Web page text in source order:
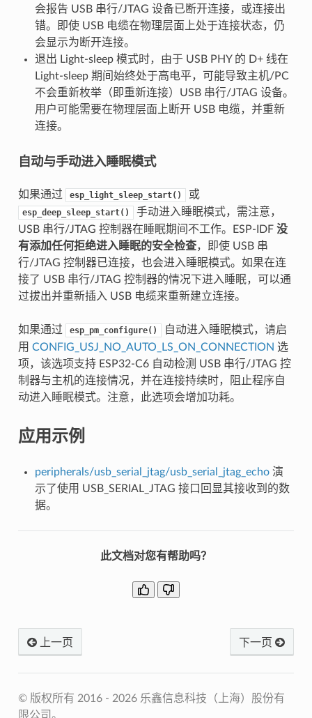
会报告 USB 串行/JTAG 设备已断开连接，或连接出
错。即使 USB 电缆在物理层面上处于连接状态，仍
会显示为断开连接。
退出 Light-sleep 模式时，由于 USB PHY 的 D+ 线在
Light-sleep 期间始终处于高电平，可能导致主机/PC
不会重新枚举（即重新连接）USB 串行/JTAG 设备。
用户可能需要在物理层面上断开 USB 电缆，并重新
连接。
自动与手动进入睡眠模式
如果通过 esp_light_sleep_start() 或
esp_deep_sleep_start()
手动进入睡眠模式，需注意，
USB 串行/JTAG 控制器在睡眠期间不工作。ESP-IDF 没
有添加任何拒绝进入睡眠的安全检查，即使 USB 串
行/JTAG 控制器已连接，也会进入睡眠模式。如果在连
接了 USB 串行/JTAG 控制器的情况下进入睡眠，可以通
过拔出并重新插入 USB 电缆来重新建立连接。
如果通过 esp_pm_configure()
自动进入睡眠模式，请启
用 CONFIG_USJ_NO_AUTO_LS_ON_CONNECTION 选
项，该选项支持 ESP32-C6 自动检测 USB 串行/JTAG 控
制器与主机的连接情况，并在连接持续时，阻止程序自
动进入睡眠模式。注意，此选项会增加功耗。
应用示例
peripherals/usb_serial_jtag/usb_serial_jtag_echo演
示了使用 USB_SERIAL_JTAG 接口回显其接收到的数
据。
此文档对您有帮助吗？
上一页 下一页
© 版权所有 2016 - 2026 乐鑫信息科技（上海）股份有
限公司。